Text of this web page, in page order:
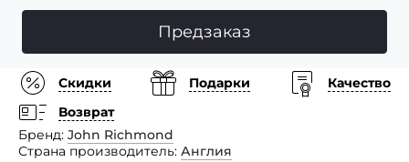
Предзаказ
Скидки Подарки
Качество
Возврат
Бренд John Richmond
Страна производитель Англия